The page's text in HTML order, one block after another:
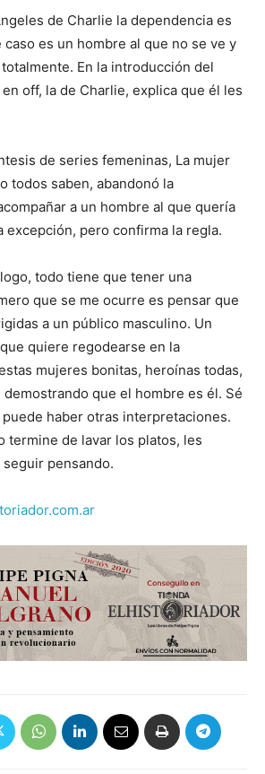
de Charlie la dependencia es
caso es un hombre al que no se ve y
En la introducción del
off, la de Charlie, explica que él les
de series femeninas, La mujer
todos saben, abandonó la
a un hombre al que quería
excepción, pero confirma la regla.
todo tiene que tener una
que se me ocurre es pensar que
a un público masculino. Un
quiere regodearse en la
mujeres bonitas, heroínas todas,
que el hombre es él. Sé
haber otras interpretaciones.
termine de lavar los platos, les
pensando.